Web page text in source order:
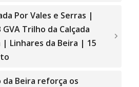
Por Vales e Serras |
GVA Trilho da Calçada
| Linhares da Beira | 15
da Beira reforça os